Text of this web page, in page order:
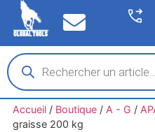
Accueil/ Boutique/ A - G /
graisse 200 kg